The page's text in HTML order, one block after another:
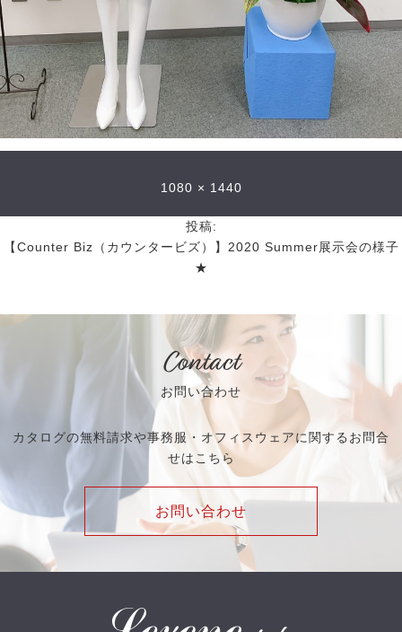
1080 × 1440
投稿:
【Counter Biz（カウンタービズ）】2020 Summer展示会の様子
★
Contact
お問い合わせ
カタログの無料請求や事務服・オフィスウェアに関するお問合
せはこちら
お問い合わせ